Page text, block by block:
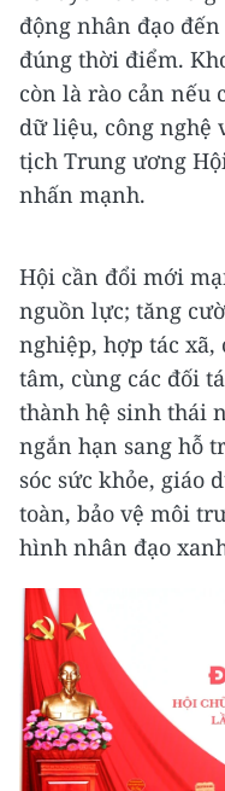
động nhân đạo
đúng thời điểm.
còn là rào cản nếu
dữ liệu, công nghệ
tịch Trung ương
nhấn mạnh.
Hội cần đổi mới
nguồn lực; tăng
nghiệp, hợp tác xã,
tâm, cùng các đối
thành hệ sinh thái
ngắn hạn sang hỗ
sóc sức khỏe, giáo
toàn, bảo vệ môi
hình nhân đạo